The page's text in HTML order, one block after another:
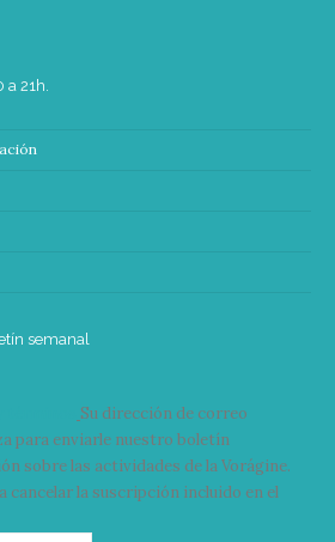
a 21h.
semanal
Su dirección de correo
para enviarle nuestro boletín
sobre las actividades de la Vorágine.
cancelar la suscripción incluido en el